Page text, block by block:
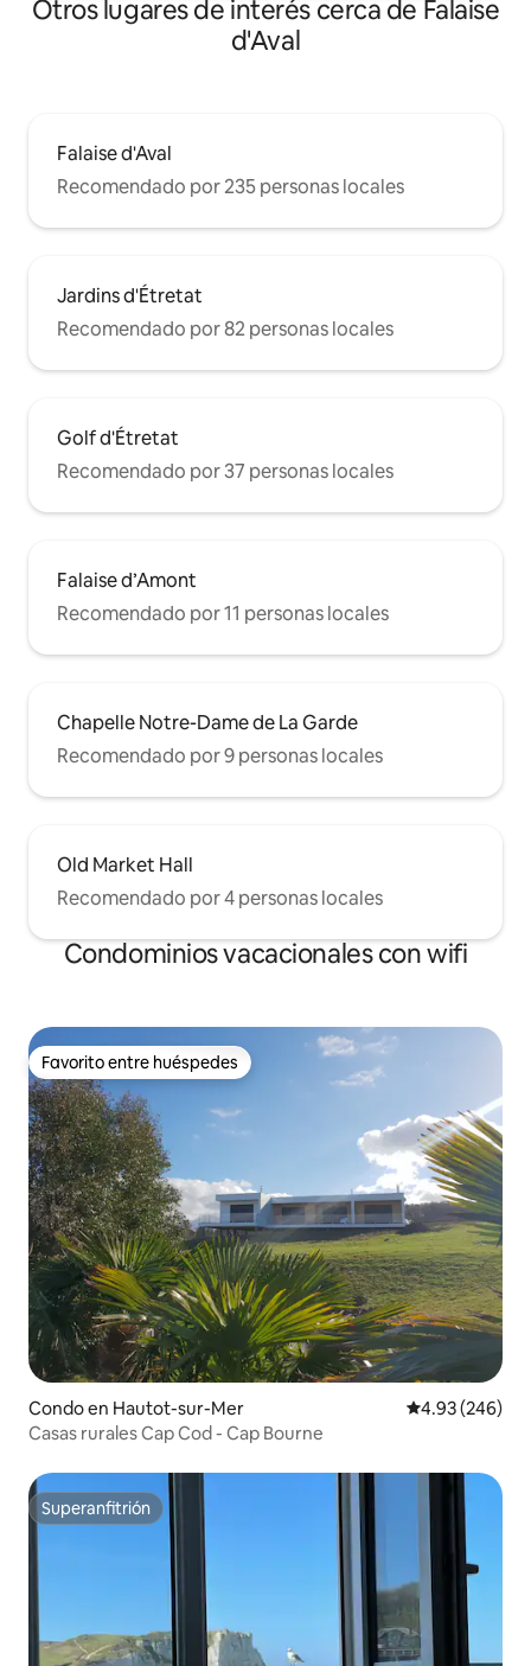
Otros lugares de interés cerca de Falaise
d'Aval
Falaise d'Aval
Recomendado por 235 personas locales
Jardins d'Étretat
Recomendado por 82 personas locales
Golf d'Étretat
Recomendado por 37 personas locales
Falaise d’Amont
Recomendado por 11 personas locales
Chapelle Notre-Dame de La Garde
Recomendado por 9 personas locales
Old Market Hall
Recomendado por 4 personas locales
Condominios vacacionales con wifi
Favorito entre huéspedes
Favorito entre huéspedes
Condo en Hautot-sur-Mer Calificación
4.93 (246)
Casas rurales Cap Cod - Cap Bourne
Superanfitrión
Superanfitrión